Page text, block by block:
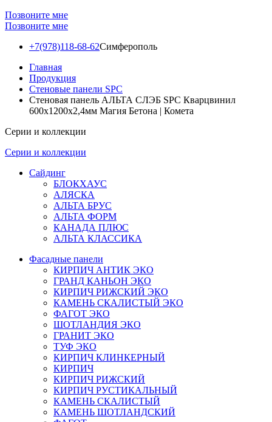
Позвоните мне
Позвоните мне
+7(978)118-68-62Симферополь
Главная
Продукция
Стеновые панели SPC
Стеновая панель АЛЬТА СЛЭБ SPC Кварцвинил
600х1200х2,4мм Магия Бетона | Комета
Серии и коллекции
Серии и коллекции
Сайдинг
БЛОКХАУС
АЛЯСКА
АЛЬТА БРУС
АЛЬТА ФОРМ
КАНАДА ПЛЮС
АЛЬТА КЛАССИКА
Фасадные панели
КИРПИЧ АНТИК ЭКО
ГРАНД КАНЬОН ЭКО
КИРПИЧ РИЖСКИЙ ЭКО
КАМЕНЬ СКАЛИСТЫЙ ЭКО
ФАГОТ ЭКО
ШОТЛАНДИЯ ЭКО
ГРАНИТ ЭКО
ТУФ ЭКО
КИРПИЧ КЛИНКЕРНЫЙ
КИРПИЧ
КИРПИЧ РИЖСКИЙ
КИРПИЧ РУСТИКАЛЬНЫЙ
КАМЕНЬ СКАЛИСТЫЙ
КАМЕНЬ ШОТЛАНДСКИЙ